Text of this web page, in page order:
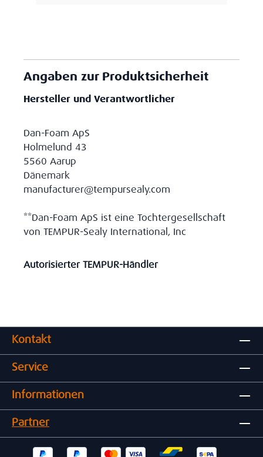
Angaben zur Produktsicherheit
Hersteller und Verantwortlicher
Dan-Foam ApS
Holmelund 43
5560 Aarup
Dänemark
manufacturer@tempursealy.com
**Dan-Foam ApS ist eine Tochtergesellschaft
von TEMPUR-Sealy International, Inc
Autorisierter TEMPUR-Händler
Kontakt
Service
Informationen
Partner